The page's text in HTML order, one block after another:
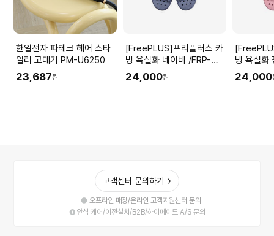
한일전자 파테크 헤어 스타
일러 고데기 PM-U6250
23,687원
[FreePLUS]프리플러스 카
빙 욕실화 네이비 /FRP-
SWS-BAUN01_navy
24,000원
빙 욕실화
SWS-
24,000
고객센터 문의하기
오프라인 매장/온라인 고객지원센터 문의
안심 케어/이전설치/B2B/하이메이드 A/S 문의